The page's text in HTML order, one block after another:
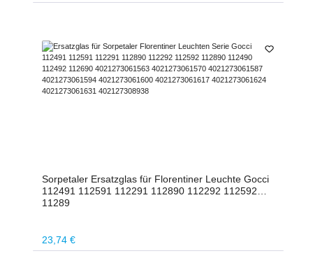
Sorpetaler Ersatzglas für Florentiner Leuchte Gocci
112491 112591 112291 112890 112292 112592
11289
Regulärer Preis:
23,74 €